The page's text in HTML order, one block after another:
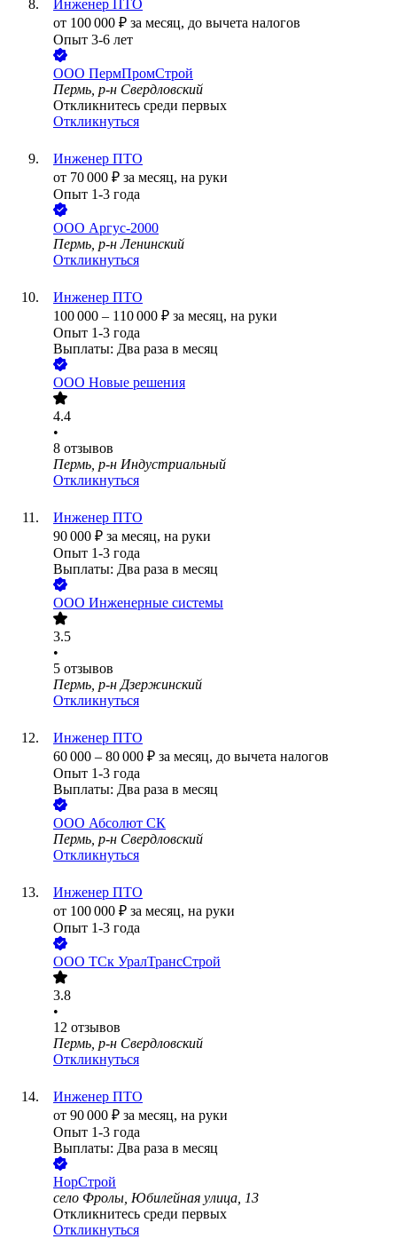
Инженер ПТО
от 100 000 ₽ за месяц, до вычета налогов
Опыт 3-6 лет
ООО ПермПромСтрой
Пермь, р-н Свердловский
Откликнитесь среди первых
Откликнуться
Инженер ПТО
от 70 000 ₽ за месяц, на руки
Опыт 1-3 года
ООО Аргус-2000
Пермь, р-н Ленинский
Откликнуться
Инженер ПТО
100 000 – 110 000 ₽ за месяц, на руки
Опыт 1-3 года
Выплаты: Два раза в месяц
ООО Новые решения
4.4
•
8 отзывов
Пермь, р-н Индустриальный
Откликнуться
Инженер ПТО
90 000 ₽ за месяц, на руки
Опыт 1-3 года
Выплаты: Два раза в месяц
ООО Инженерные системы
3.5
•
5 отзывов
Пермь, р-н Дзержинский
Откликнуться
Инженер ПТО
60 000 – 80 000 ₽ за месяц, до вычета налогов
Опыт 1-3 года
Выплаты: Два раза в месяц
ООО Абсолют СК
Пермь, р-н Свердловский
Откликнуться
Инженер ПТО
от 100 000 ₽ за месяц, на руки
Опыт 1-3 года
ООО ТСк УралТрансСтрой
3.8
•
12 отзывов
Пермь, р-н Свердловский
Откликнуться
Инженер ПТО
от 90 000 ₽ за месяц, на руки
Опыт 1-3 года
Выплаты: Два раза в месяц
НорСтрой
село Фролы, Юбилейная улица, 13
Откликнитесь среди первых
Откликнуться